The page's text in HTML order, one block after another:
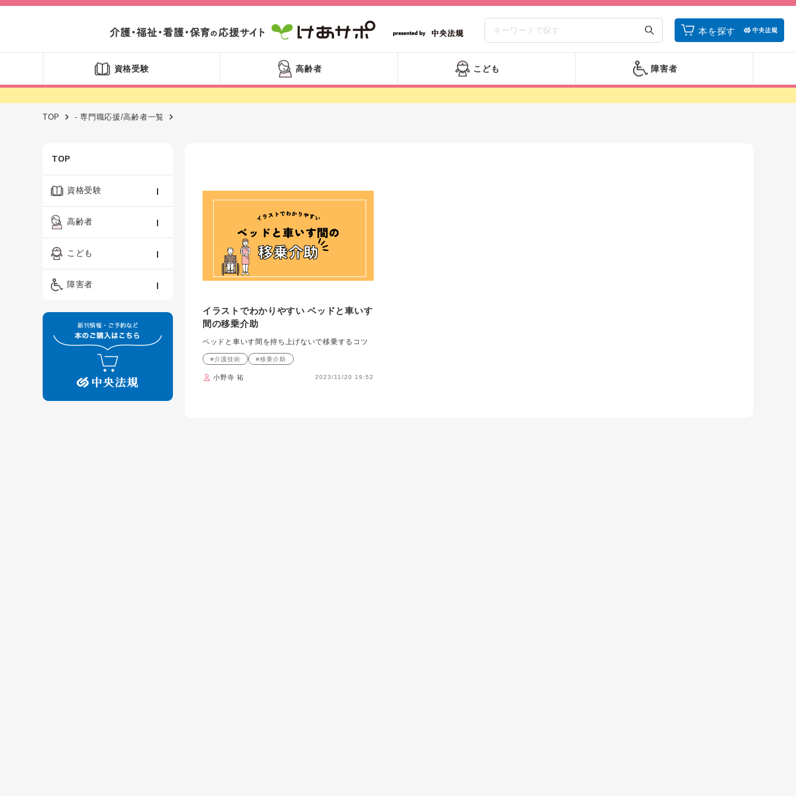
本を探す
資格受験 高齢者 こども 障害者
TOP - 専門職応援/高齢者一覧
TOP
資格受験
ケアマネジャー
精神保健福祉士
保育士
高齢者
認知症ケア・介護技術
ーシャルワーク
看護
制度
こども
保育・教育／発達障害
障害者
障害者支援・福祉
イラストでわかりやすい ベッドと車いす
間の移乗介助
ベッドと車いす間を持ち上げないで移乗するコツ
#介護技術 #移乗介助
小野寺 祐 2023/11/20 19:52